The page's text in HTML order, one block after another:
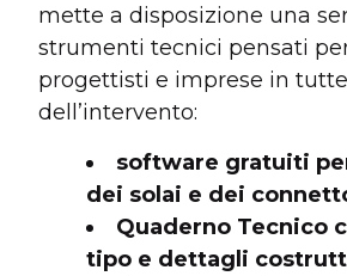
mette a disposizione una
strumenti tecnici pensati
progettisti e imprese in
dell’intervento:
software gratuiti
dei solai e dei
Quaderno Tecnico
tipo e dettagli